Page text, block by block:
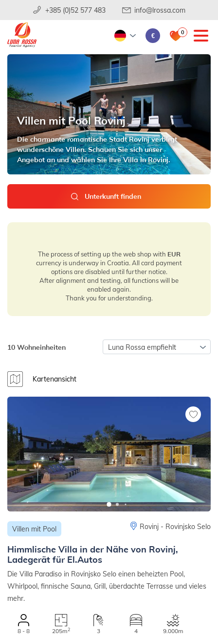
+385 (0)52 577 483 info@lrossa.com
€ 0
Villen mit Pool Rovinj
Die charmante romantische Stadt Rovinj verbirgt
wunderschöne Villen. Schauen Sie sich unser
Angebot an und wählen Sie Ihre Villa in Rovinj.
Unterkunft finden
The process of setting up the web shop with EUR
currency is underway in Croatia. All card payment
options are disabled until further notice.
After alignment and testing, all functions will be
enabled again.
Thank you for understanding.
10 Wohneinheiten Luna Rossa empfiehlt
Kartenansicht
Villen mit Pool Rovinj - Rovinjsko Selo
Himmlische Villa in der Nähe von Rovinj,
Ladegerät für El.Autos
Die Villa Paradiso in Rovinjsko Selo einen beheizten Pool,
Whirlpool, finnische Sauna, Grill, überdachte Terrasse und vieles
mehr.
8 - 8 205m2 3 4 9.000m